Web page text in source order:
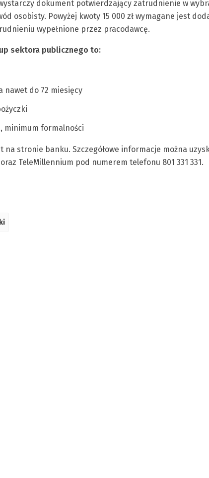
dokument potwierdzający zatrudnienie w
osobisty. Powyżej kwoty 15 000 zł wymagane jest
wypełnione przez pracodawcę.
sektora publicznego to:
nawet do 72 miesięcy
minimum formalności
na stronie banku. Szczegółowe informacje można
TeleMillennium pod numerem telefonu 801 331 331.